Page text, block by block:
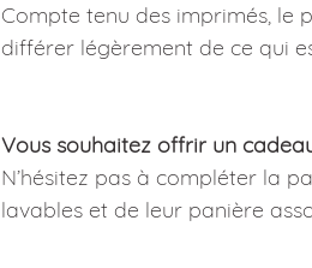
Compte tenu des imprimés, le
différer légèrement de ce qui
Vous souhaitez offrir un
N’hésitez pas à compléter la
lavables et de leur panière